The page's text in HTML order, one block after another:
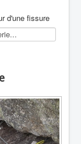
d'une fissure